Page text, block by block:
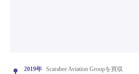
2019年 Scarabee Aviation Groupを買収